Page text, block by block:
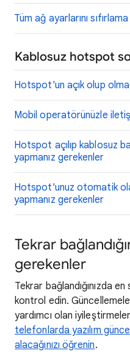
Tüm ağ ayarlarını sıfırlama
Kablosuz hotspot
Hotspot'un açık olup
Mobil operatörünüzle
Hotspot açılıp kablosuz
yapmanız gerekenler
Hotspot'unuz otomatik
yapmanız gerekenler
Tekrar
gerekenler
Tekrar bağlandığınızda
kontrol edin.
yardımcı olan
telefonlarda yazılım
alacağınızı öğrenin.